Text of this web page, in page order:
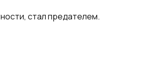
стал предателем.